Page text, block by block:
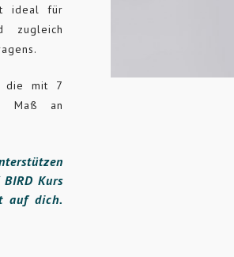
ideal für
zugleich
die mit 7
Maß an
Kurs
auf dich.